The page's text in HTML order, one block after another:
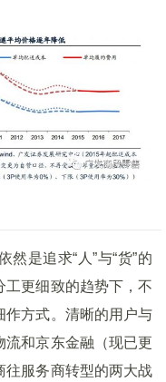
是追求“人”与“货”的
工更细致的趋势下，不
作方式。清晰的用户与
流和京东金融（现已更
往服务商转型的两大战